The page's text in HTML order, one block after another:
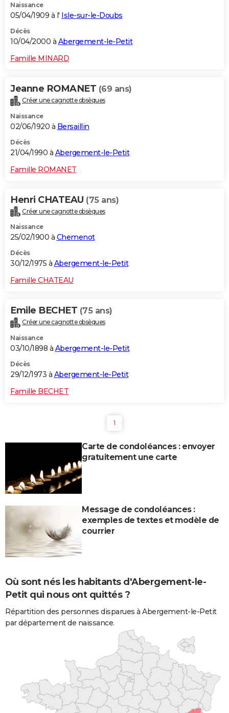
Naissance
05/04/1909 à l' Isle-sur-le-Doubs
Décès
10/04/2000 à Abergement-le-Petit
Famille MINARD
Jeanne ROMANET (69 ans)
Créer une cagnotte obsèques
Naissance
02/06/1920 à Bersaillin
Décès
21/04/1990 à Abergement-le-Petit
Famille ROMANET
Henri CHATEAU (75 ans)
Créer une cagnotte obsèques
Naissance
25/02/1900 à Chemenot
Décès
30/12/1975 à Abergement-le-Petit
Famille CHATEAU
Emile BECHET (75 ans)
Créer une cagnotte obsèques
Naissance
03/10/1898 à Abergement-le-Petit
Décès
29/12/1973 à Abergement-le-Petit
Famille BECHET
1
Carte de condoléances : envoyer
gratuitement une carte
Message de condoléances :
exemples de textes et modèle de
courrier
Où sont nés les habitants d'Abergement-le-
Petit qui nous ont quittés ?
Répartition des personnes disparues à Abergement-le-Petit
par département de naissance.